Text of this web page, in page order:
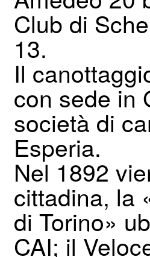
Club di
13.
Il
con sede in
società di
Esperia.
Nel 1892
cittadina, la
di Torino»
CAI; il